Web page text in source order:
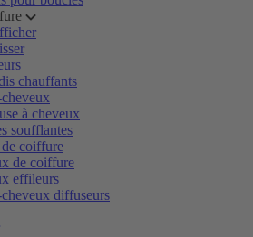
chauffants
à cheveux
soufflantes
de coiffure
de coiffure
effileurs
cheveux diffuseurs